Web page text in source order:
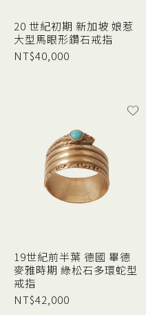
20 世紀初期 新加坡 娘惹
大型馬眼形鑽石戒指
NT$40,000
19世紀前半葉 德國 畢德
麥雅時期 綠松石多環蛇型
戒指
NT$42,000